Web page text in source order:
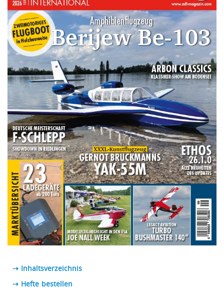
⇢ Inhaltsverzeichnis
⇢ Hefte bestellen